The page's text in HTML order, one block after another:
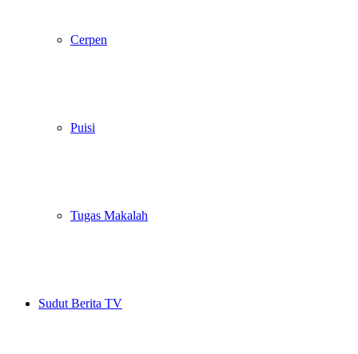
Cerpen
Puisi
Tugas Makalah
Sudut Berita TV